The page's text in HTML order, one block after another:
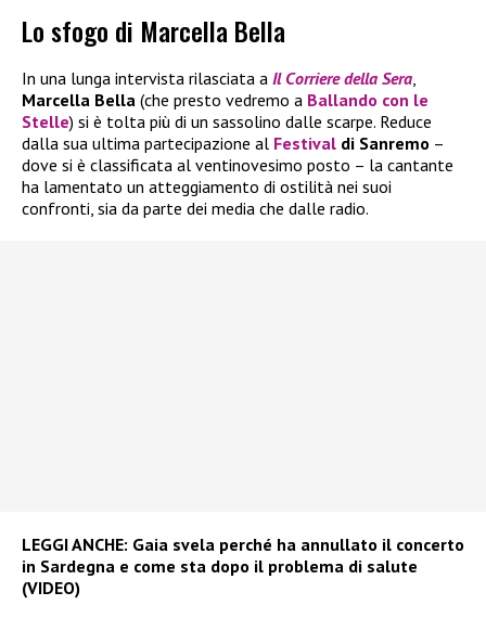
Lo sfogo di Marcella Bella
In una lunga intervista rilasciata a Il Corriere della Sera
Marcella Bella (che presto vedremo a Ballando con le
Stelle) si è tolta più di un sassolino dalle scarpe. Reduce
dalla sua ultima partecipazione al Festival di Sanremo –
dove si è classificata al ventinovesimo posto – la cantante
ha lamentato un atteggiamento di ostilità nei suoi
confronti, sia da parte dei media che dalle radio.
LEGGI ANCHE: Gaia svela perché ha annullato il concerto
in Sardegna e come sta dopo il problema di salute
(VIDEO)